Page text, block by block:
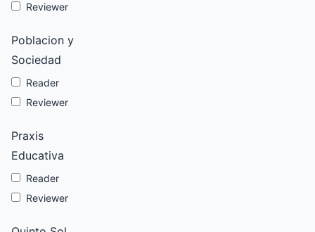
Reviewer
Poblacion y
Sociedad
Reader
Reviewer
Praxis
Educativa
Reader
Reviewer